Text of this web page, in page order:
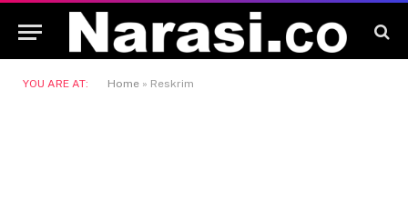
YOU ARE AT: Home » Reskrim